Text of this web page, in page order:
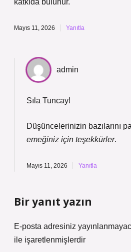
katkıda bulunur.
Mayıs 11, 2026 Yanıtla
admin
Sıla Tuncay!
Düşüncelerinizin bazılarını
emeğiniz için teşekkürler.
Mayıs 11, 2026 Yanıtla
Bir yanıt yazın
E-posta adresiniz
ile işaretlenmişlerdir